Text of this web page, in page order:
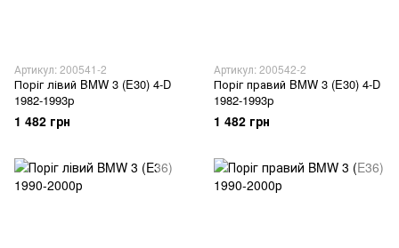
Артикул: 200541-2
Поріг лівий BMW 3 (E30) 4-D
1982-1993р
1 482 грн
Артикул: 200542-2
Поріг правий BMW 3 (E30) 4-D
1982-1993р
1 482 грн